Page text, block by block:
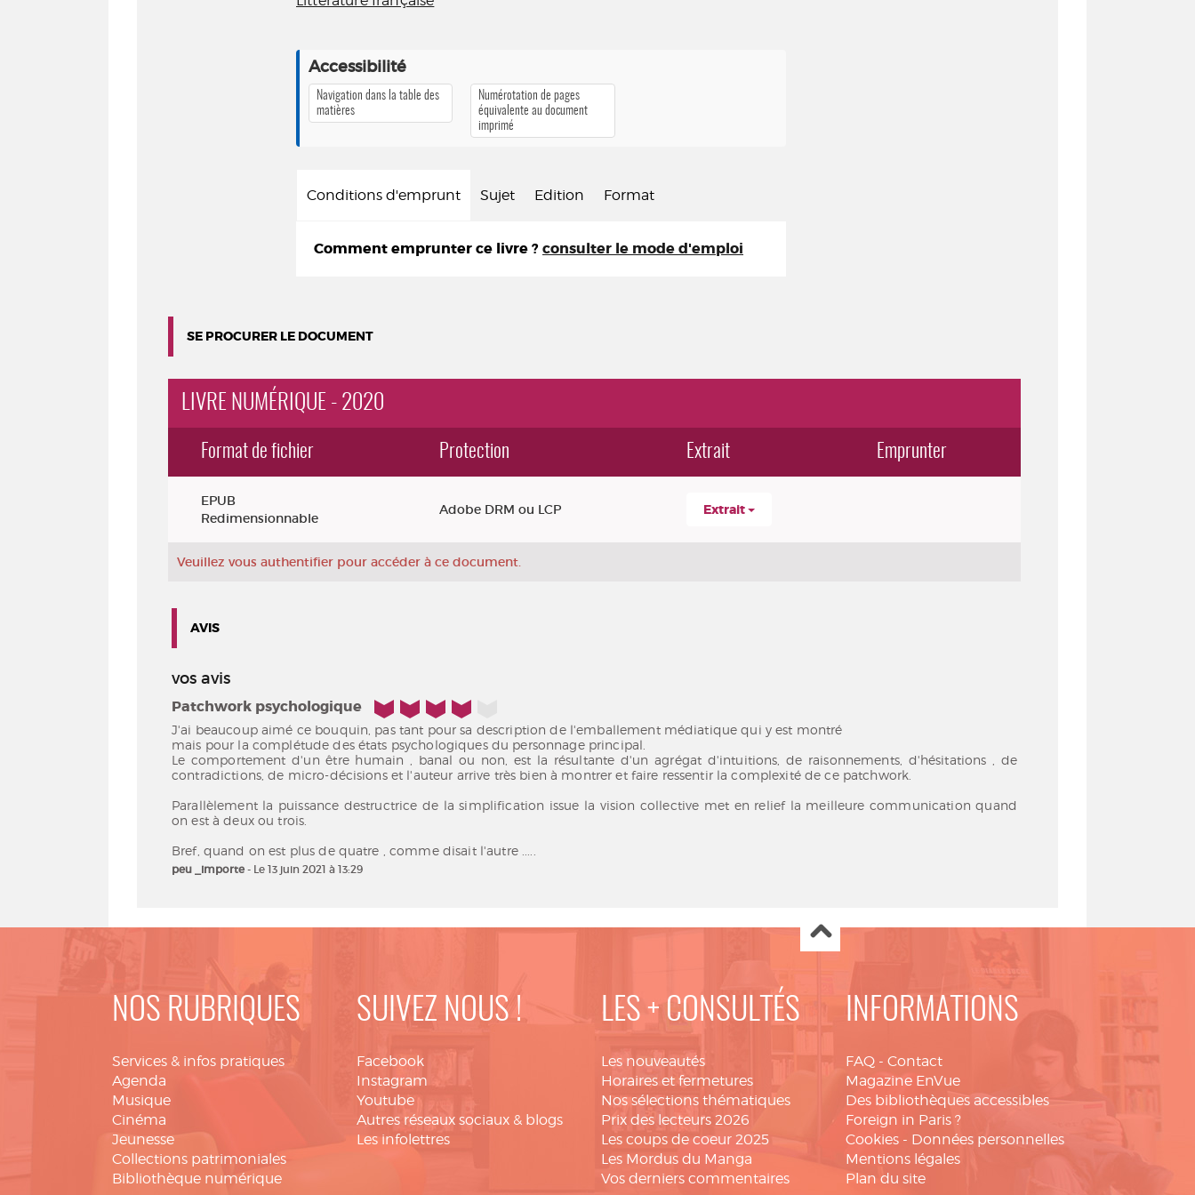
Accessibilité
Navigation dans la table des
matières
Numérotation de pages
équivalente au document
imprimé
Conditions d'emprunt Sujet Edition Format
Comment emprunter ce livre ? consulter le mode d'emploi
SE PROCURER LE DOCUMENT
LIVRE NUMÉRIQUE - 2020
Format de fichier Protection Extrait Emprunter
EPUB
Redimensionnable
Adobe DRM ou LCP Extrait
Veuillez vous authentifier pour accéder à ce document.
AVIS
vos avis
Patchwork psychologique 4/5
J'ai beaucoup aimé ce bouquin, pas tant pour sa description de l'emballement médiatique qui y est montré
mais pour la complétude des états psychologiques du personnage principal.
Le comportement d'un être humain , banal ou non, est la résultante d'un agrégat d'intuitions, de raisonnements, d'hésitations , de
contradictions, de micro-décisions et l'auteur arrive très bien à montrer et faire ressentir la complexité de ce patchwork.
Parallèlement la puissance destructrice de la simplification issue la vision collective met en relief la meilleure communication quand
on est à deux ou trois.
peu _importe - Le 13 juin 2021 à 13:29
NOS RUBRIQUES
Services & infos pratiques
Agenda
Musique
Cinéma
Jeunesse
Collections patrimoniales
Bibliothèque numérique
SUIVEZ NOUS !
Facebook
Instagram
Youtube
Autres réseaux sociaux & blogs
Les infolettres
LES + CONSULTÉS
Les nouveautés
Horaires et fermetures
Nos sélections thématiques
Prix des lecteurs 2026
Les coups de coeur 2025
Les Mordus du Manga
Vos derniers commentaires
INFORMATIONS
FAQ - Contact
Magazine EnVue
Des bibliothèques accessibles
Foreign in Paris ?
Cookies - Données personnelles
Mentions légales
Plan du site